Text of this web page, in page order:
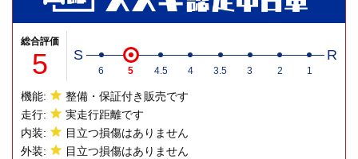
総合評価
5 S R
6 5 4.5 4 3.5 3 2 1
機能:
整備・保証付き販売です
走行:
実走行距離です
内装:
目立つ損傷はありません
外装:
目立つ損傷はありません